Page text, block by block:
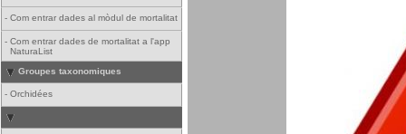
- Com entrar dades al mòdul de mortalitat
- Com entrar dades de mortalitat a l'app
NaturaList
Groupes taxonomiques
- Orchidées